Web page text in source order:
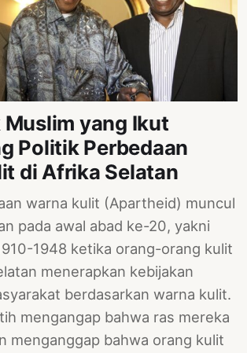
Muslim yang Ikut
Politik Perbedaan
di Afrika Selatan
warna kulit (Apartheid) muncul
pada awal abad ke-20, yakni
1948 ketika orang-orang kulit
menerapkan kebijakan
berdasarkan warna kulit.
mengangap bahwa ras mereka
menganggap bahwa orang kulit